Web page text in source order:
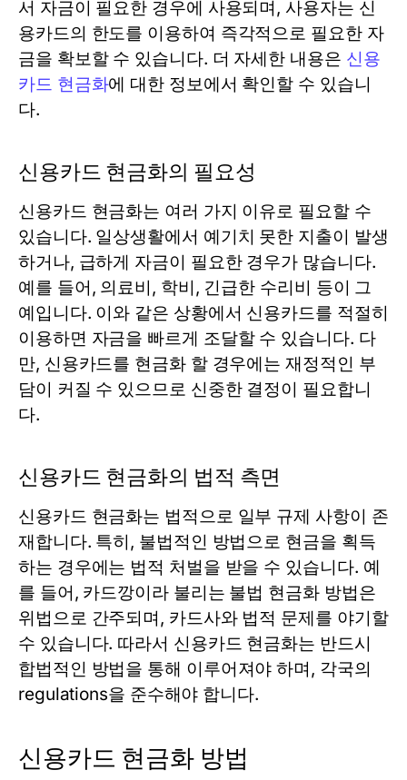
서 자금이 필요한 경우에 사용되며, 사용자는 신
용카드의 한도를 이용하여 즉각적으로 필요한 자
금을 확보할 수 있습니다. 더 자세한 내용은 신용
카드 현금화에 대한 정보에서 확인할 수 있습니
다.
신용카드 현금화의 필요성
신용카드 현금화는 여러 가지 이유로 필요할 수
있습니다. 일상생활에서 예기치 못한 지출이 발생
하거나, 급하게 자금이 필요한 경우가 많습니다.
예를 들어, 의료비, 학비, 긴급한 수리비 등이 그
예입니다. 이와 같은 상황에서 신용카드를 적절히
이용하면 자금을 빠르게 조달할 수 있습니다. 다
만, 신용카드를 현금화 할 경우에는 재정적인 부
담이 커질 수 있으므로 신중한 결정이 필요합니
다.
신용카드 현금화의 법적 측면
신용카드 현금화는 법적으로 일부 규제 사항이 존
재합니다. 특히, 불법적인 방법으로 현금을 획득
하는 경우에는 법적 처벌을 받을 수 있습니다. 예
를 들어, 카드깡이라 불리는 불법 현금화 방법은
위법으로 간주되며, 카드사와 법적 문제를 야기할
수 있습니다. 따라서 신용카드 현금화는 반드시
합법적인 방법을 통해 이루어져야 하며, 각국의
regulations을 준수해야 합니다.
신용카드 현금화 방법